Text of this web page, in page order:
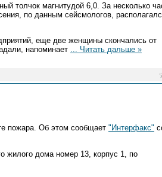
толчок магнитудой 6,0. За несколько
по данным сейсмологов,
еще две женщины скончались от
напоминает ... Читать дальше »
пожара. Об этом сообщает "Интерфакс"
жилого дома номер 13, корпус 1, по